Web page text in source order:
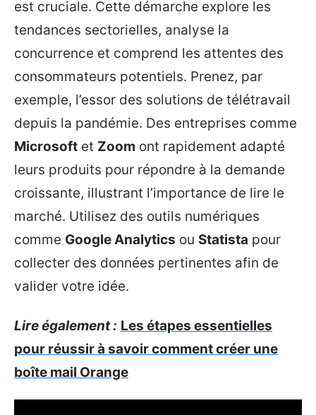
est cruciale. Cette démarche explore les
tendances sectorielles, analyse la
concurrence et comprend les attentes des
consommateurs potentiels. Prenez, par
exemple, l’essor des solutions de télétravail
depuis la pandémie. Des entreprises comme
Microsoft et Zoom ont rapidement adapté
leurs produits pour répondre à la demande
croissante, illustrant l’importance de lire le
marché. Utilisez des outils numériques
comme Google Analytics ou Statista pour
collecter des données pertinentes afin de
valider votre idée.
Lire également : Les étapes essentielles
pour réussir à savoir comment créer une
boîte mail Orange